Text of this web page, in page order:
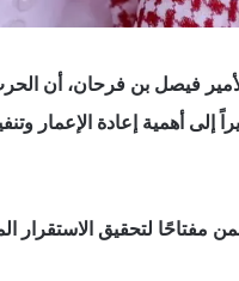
فيصل بن فرحان، أن
إلى أهمية إعادة الإعمار
مفتاحًا لتحقيق الاستقرار